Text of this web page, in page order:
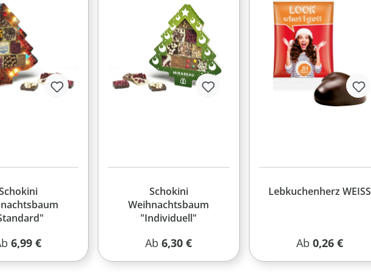
Preis:
6,99 €
Schokini
Weihnachtsbaum
"Individuell"
Regulärer Preis:
Ab6,30 €
Lebkuchenherz WEISS
Regulärer Preis:
Ab 0,26 €